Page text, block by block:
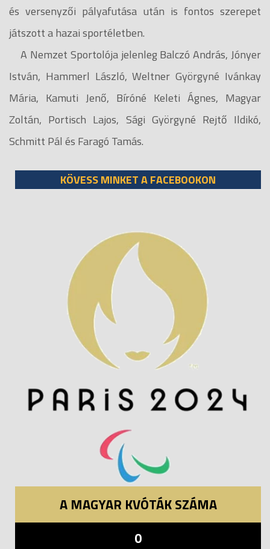
és versenyzői pályafutása után is fontos szerepet
játszott a hazai sportéletben.
A Nemzet Sportolója jelenleg Balczó András, Jónyer
István, Hammerl László, Weltner Györgyné Ivánkay
Mária, Kamuti Jenő, Bíróné Keleti Ágnes, Magyar
Zoltán, Portisch Lajos, Sági Györgyné Rejtő Ildikó,
Schmitt Pál és Faragó Tamás.
KÖVESS MINKET A FACEBOOKON
A MAGYAR KVÓTÁK SZÁMA
0